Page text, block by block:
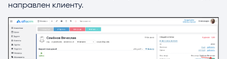
направлен клиенту.